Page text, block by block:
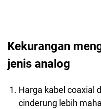
Kekurangan
jenis analog
Harga kabel coaxial
cinderung lebih